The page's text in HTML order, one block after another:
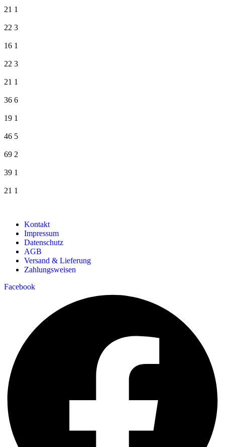
21 1
22 3
16 1
22 3
21 1
36 6
19 1
46 5
69 2
39 1
21 1
Kontakt
Impressum
Datenschutz
AGB
Versand & Lieferung
Zahlungsweisen
Facebook